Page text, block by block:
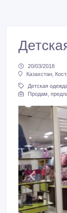
20/03/2018
Казахстан,
Детская
Продам,